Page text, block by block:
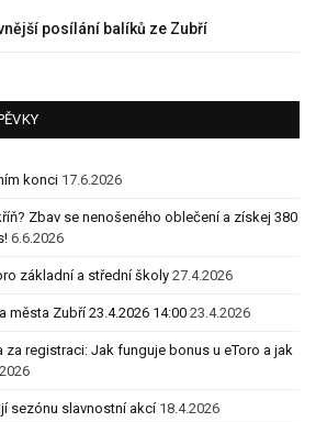
posílání balíků ze Zubří
konci 17.6.2026
Zbav se nenošeného oblečení a získej 380
6.6.2026
základní a střední školy 27.4.2026
města Zubří 23.4.2026 14:00 23.4.2026
za registraci: Jak funguje bonus u eToro a jak
sezónu slavnostní akcí 18.4.2026